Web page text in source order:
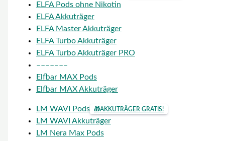
ELFA Pods ohne Nikotin
ELFA Akkuträger
ELFA Master Akkuträger
ELFA Turbo Akkuträger
ELFA Turbo Akkuträger PRO
–––––––
Elfbar MAX Pods
Elfbar MAX Akkuträger
LM WAVI Pods 🎁AKKUTRÄGER GRATIS!
LM WAVI Akkuträger
LM Nera Max Pods